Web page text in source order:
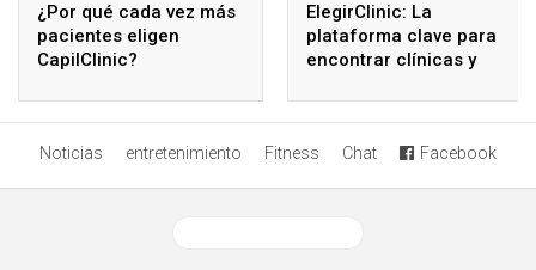
¿Por qué cada vez más
pacientes eligen
CapilClinic?
ElegirClinic: La
plataforma clave para
encontrar clínicas y
confianza
Noticias entretenimiento Fitness Chat Facebook